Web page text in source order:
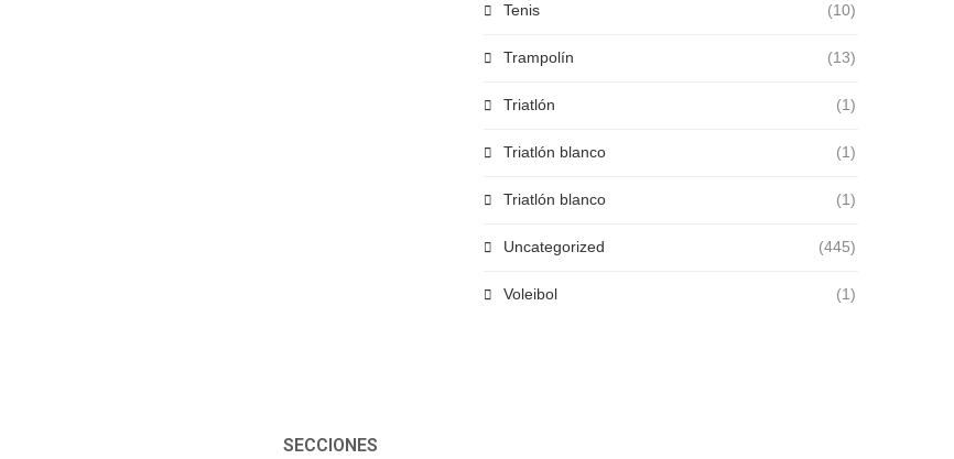
Tenis (10)
Trampolín (13)
Triatlón (1)
Triatlón blanco (1)
Triatlón blanco (1)
Uncategorized (445)
Voleibol (1)
SECCIONES